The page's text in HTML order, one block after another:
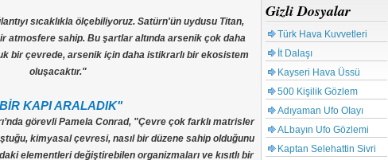
sıcaklıkla ölçebiliyoruz. Satürn'ün uydusu Titan,
atmosfere sahip. Bu şartlar altında arsenik çok daha
bir çevrede, arsenik için daha istikrarlı bir ekosistem
oluşacaktır."
KAPI ARALADIK"
görevli Pamela Conrad, "Çevre çok farklı matrisler
kimyasal çevresi, nasıl bir düzene sahip olduğunu
elementleri değiştirebilen organizmaları ve kısıtlı bir
Gizli Dosyalar
Türk Hava Kuvvetleri
İt Dalaşı
Kayseri Hava Üssü
500 Kişilik Gözlem
Adıyaman Ufo OIayı
ALbayın Ufo Gözlemi
Kaptan Selehattin Sivri